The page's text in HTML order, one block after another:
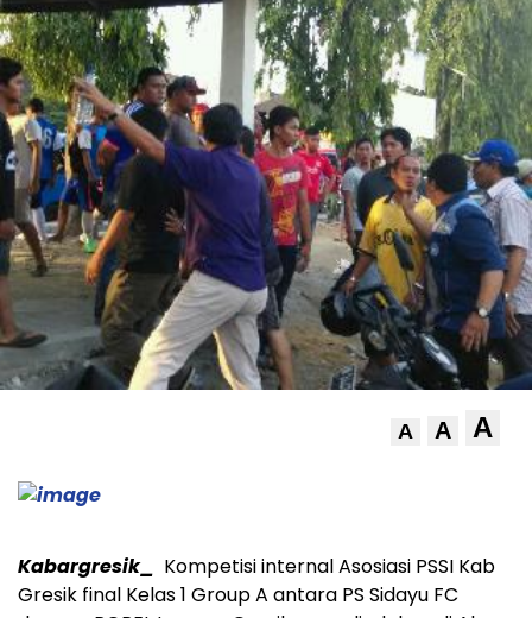
A A A
Kabargresik_
Kompetisi internal Asosiasi PSSI Kab
Gresik final Kelas 1 Group A antara PS Sidayu FC